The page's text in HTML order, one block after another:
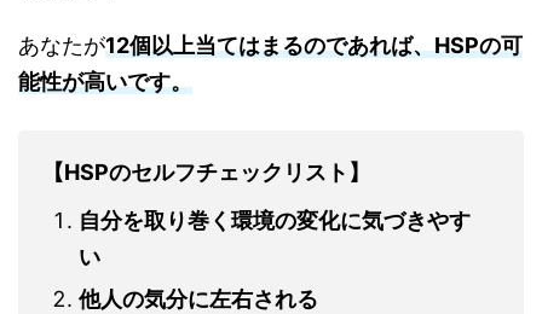
あなたが12個以上当てはまるのであれば、HSPの可
能性が高いです。
【HSPのセルフチェックリスト】
自分を取り巻く環境の変化に気づきやす
い
他人の気分に左右される